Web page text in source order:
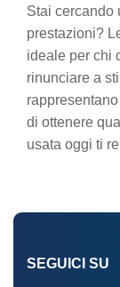
Stai cercando
prestazioni?
ideale per chi
rinunciare a
di ottenere
usata oggi ti
SEGUICI SU